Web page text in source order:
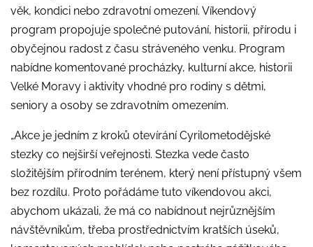
věk, kondici nebo zdravotní omezení. Víkendový
program propojuje společné putování, historii, přírodu i
obyčejnou radost z času stráveného venku. Program
nabídne komentované procházky, kulturní akce, historii
Velké Moravy i aktivity vhodné pro rodiny s dětmi,
seniory a osoby se zdravotním omezením.
„Akce je jedním z kroků otevírání Cyrilometodějské
stezky co nejširší veřejnosti. Stezka vede často
složitějším přírodním terénem, který není přístupný všem
bez rozdílu. Proto pořádáme tuto víkendovou akci,
abychom ukázali, že má co nabídnout nejrůznějším
návštěvníkům, třeba prostřednictvím kratších úseků,